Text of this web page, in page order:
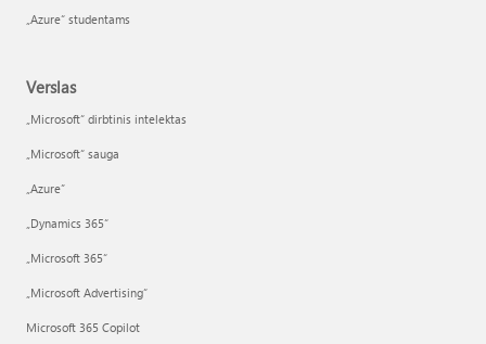
„Azure“ studentams
Verslas
„Microsoft“ dirbtinis intelektas
„Microsoft“ sauga
„Azure”
„Dynamics 365“
„Microsoft 365“
„Microsoft Advertising“
Microsoft 365 Copilot